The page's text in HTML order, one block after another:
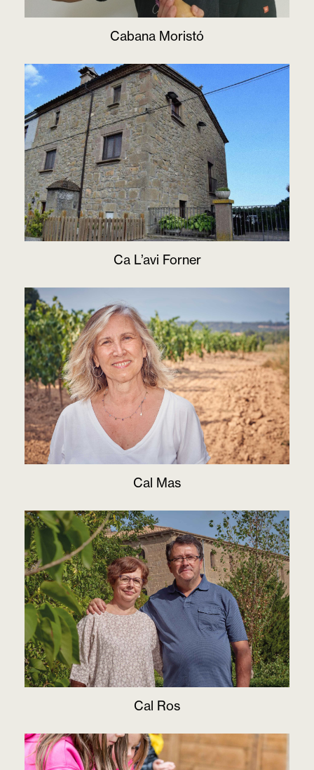
Cabana Moristó
Ca L’avi Forner
Cal Mas
Cal Ros